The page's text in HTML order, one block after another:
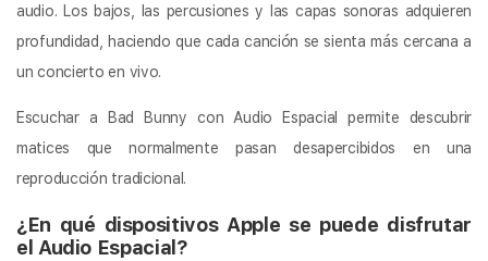
audio. Los bajos, las percusiones y las capas sonoras adquieren
profundidad, haciendo que cada canción se sienta más cercana a
un concierto en vivo.
Escuchar a Bad Bunny con Audio Espacial permite descubrir
matices que normalmente pasan desapercibidos en una
reproducción tradicional.
¿En qué dispositivos Apple se puede disfrutar
el Audio Espacial?